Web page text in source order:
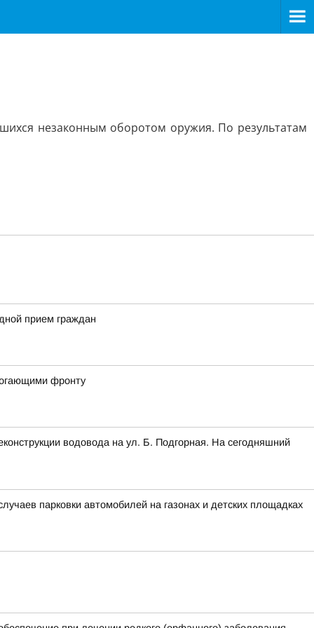
незаконным оборотом оружия. По результатам
прием граждан
фронту
водовода на ул. Б. Подгорная. На сегодняшний
парковки автомобилей на газонах и детских площадках